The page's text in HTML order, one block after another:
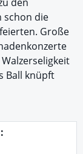
schon die
Große
Ball knüpft